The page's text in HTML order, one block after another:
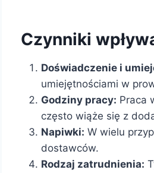
Czynniki
Doświadczenie i
umiejętnościami w
Godziny pracy: Praca
często wiąże się z
Napiwki: W wielu
dostawców.
Rodzaj zatrudnienia: